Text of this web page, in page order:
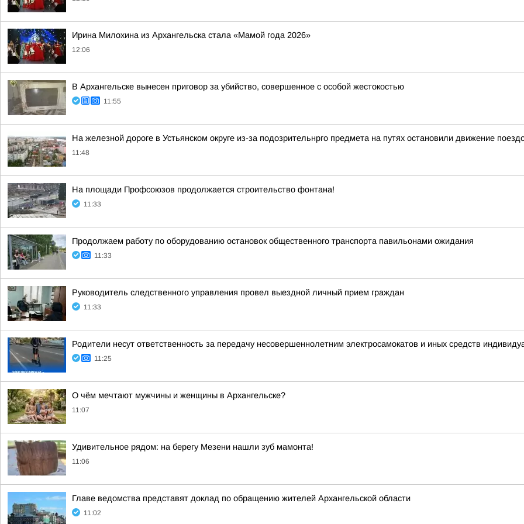
Ирина Милохина из Архангельска стала «Мамой года 2026»
12:06
В Архангельске вынесен приговор за убийство, совершенное с особой жестокостью
11:55
На железной дороге в Устьянском округе из-за подозрительнрго предмета на путях остановили движение
11:48
На площади Профсоюзов продолжается строительство фонтана!
11:33
Продолжаем работу по оборудованию остановок общественного транспорта павильонами ожидания
11:33
Руководитель следственного управления провел выездной личный прием граждан
11:33
Родители несут ответственность за передачу несовершеннолетним электросамокатов и иных средств
11:25
О чём мечтают мужчины и женщины в Архангельске?
11:07
Удивительное рядом: на берегу Мезени нашли зуб мамонта!
11:06
Главе ведомства представят доклад по обращению жителей Архангельской области
11:02